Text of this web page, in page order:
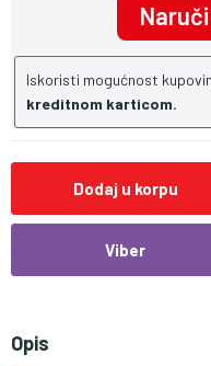
Iskoristi mogućnost
kreditnom karticom.
Dodaj u korpu
Viber
Opis